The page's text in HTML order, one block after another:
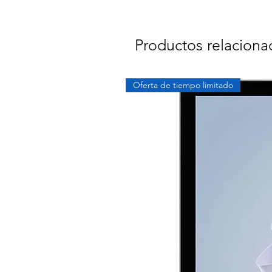
Productos
Oferta de tiempo limitado